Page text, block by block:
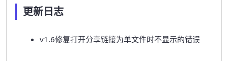
更新日志
v1.6修复打开分享链接为单文件时不显示的错误